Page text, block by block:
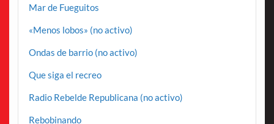
Mar de Fueguitos
«Menos lobos» (no activo)
Ondas de barrio (no activo)
Que siga el recreo
Radio Rebelde Republicana (no activo)
Rebobinando